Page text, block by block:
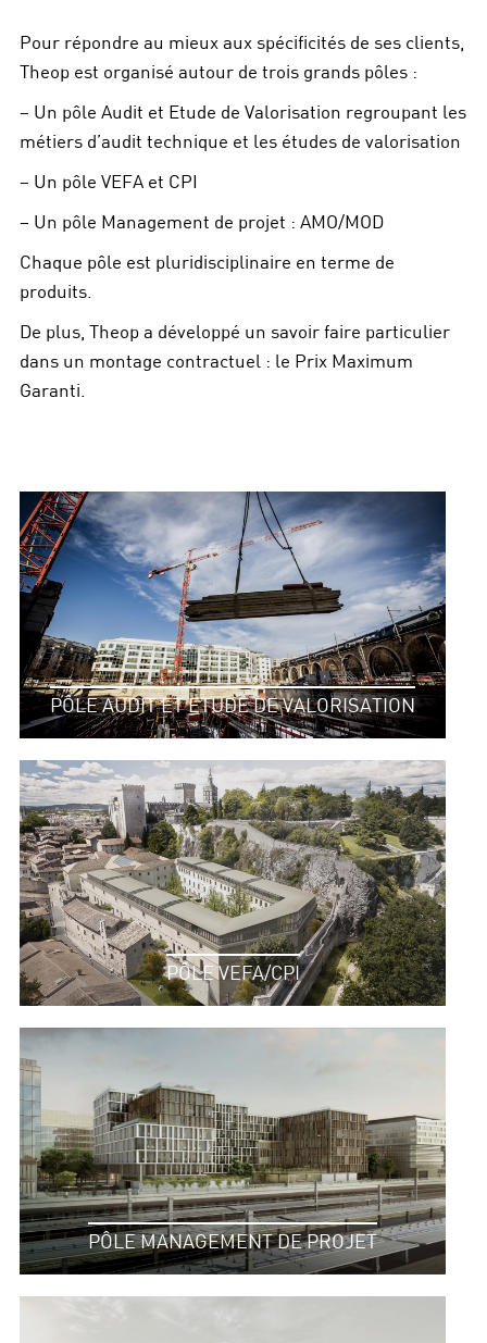
Pour répondre au mieux aux spécificités de ses clients,
Theop est organisé autour de trois grands pôles :
– Un pôle Audit et Etude de Valorisation regroupant les
métiers d’audit technique et les études de valorisation
– Un pôle VEFA et CPI
– Un pôle Management de projet : AMO/MOD
Chaque pôle est pluridisciplinaire en terme de
produits.
De plus, Theop a développé un savoir faire particulier
dans un montage contractuel : le Prix Maximum
Garanti.
PÔLE AUDIT ET ETUDE DE VALORISATION
PÔLE VEFA/CPI
PÔLE MANAGEMENT DE PROJET